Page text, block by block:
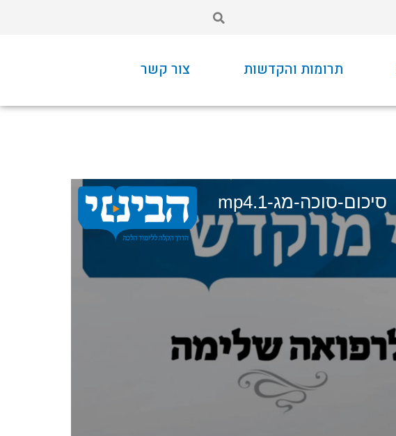
תרומות והקדשות צור קשר
סיכום-סוכה-מג-1.mp4